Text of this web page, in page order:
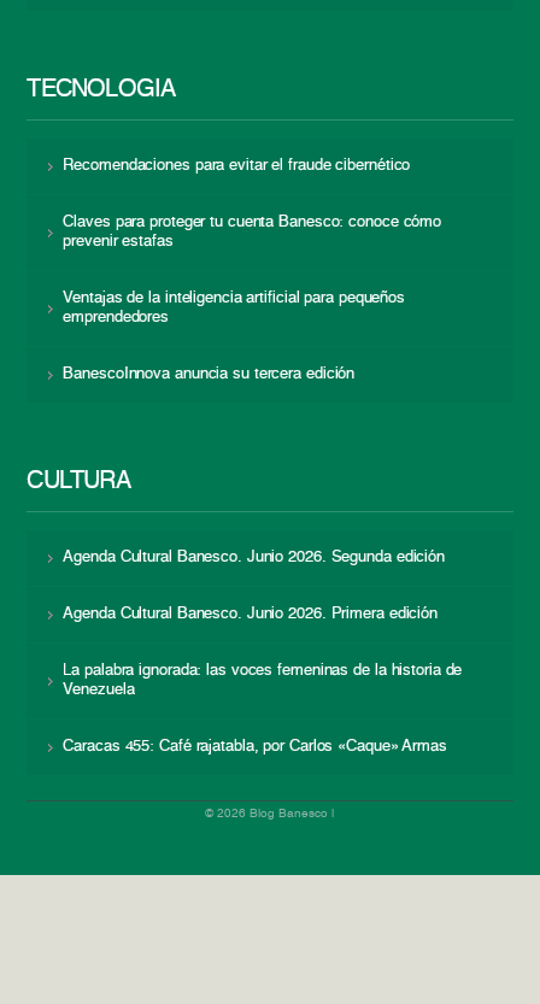
TECNOLOGÍA
Recomendaciones para evitar el fraude cibernético
Claves para proteger tu cuenta Banesco: conoce cómo
prevenir estafas
Ventajas de la inteligencia artificial para pequeños
emprendedores
BanescoInnova anuncia su tercera edición
CULTURA
Agenda Cultural Banesco. Junio 2026. Segunda edición
Agenda Cultural Banesco. Junio 2026. Primera edición
La palabra ignorada: las voces femeninas de la historia de
Venezuela
Caracas 455: Café rajatabla, por Carlos «Caque» Armas
© 2026 Blog Banesco |